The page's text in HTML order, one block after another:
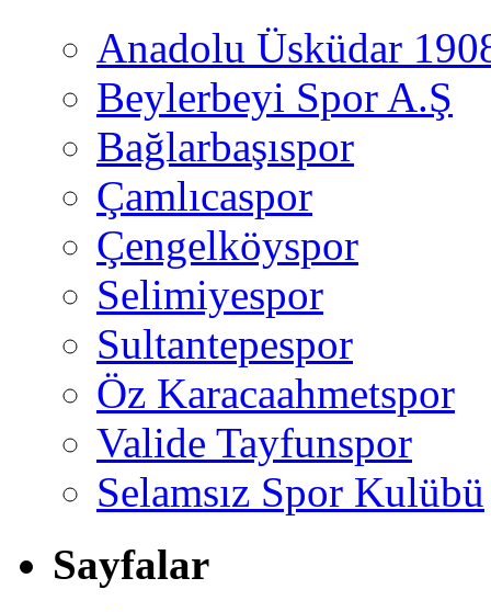
Anadolu Üsküdar
Beylerbeyi Spor A.Ş
Bağlarbaşıspor
Çamlıcaspor
Çengelköyspor
Selimiyespor
Sultantepespor
Öz Karacaahmetspor
Valide Tayfunspor
Selamsız Spor Kulübü
Sayfalar